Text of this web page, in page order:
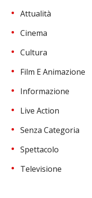
Attualità
Cinema
Cultura
Film E Animazione
Informazione
Live Action
Senza Categoria
Spettacolo
Televisione